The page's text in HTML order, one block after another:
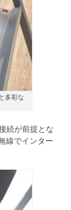
多彩な
続が前提とな
線でインター